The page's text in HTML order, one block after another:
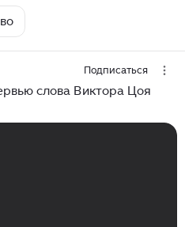
Подписаться
слова Виктора Цоя